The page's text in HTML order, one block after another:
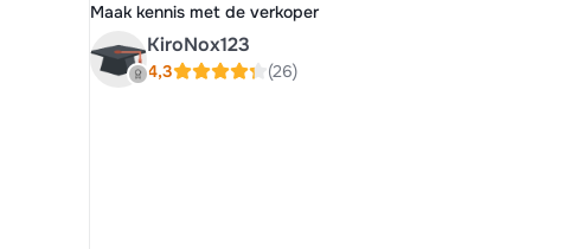
Maak kennis met de verkoper
KiroNox123
4,3 (26)